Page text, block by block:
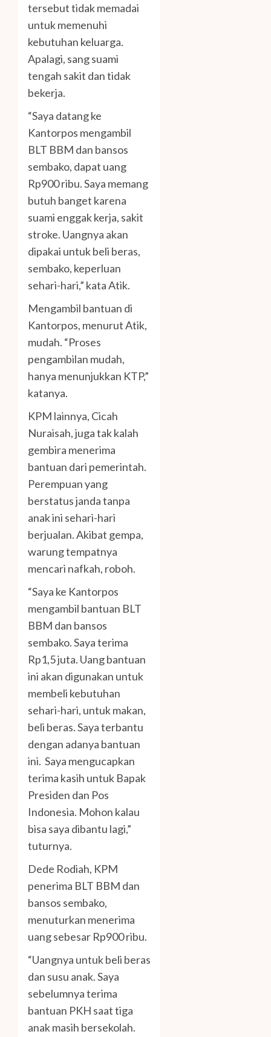
tersebut tidak memadai
untuk memenuhi
kebutuhan keluarga.
Apalagi, sang suami
tengah sakit dan tidak
bekerja.
“Saya datang ke
Kantorpos mengambil
BLT BBM dan bansos
sembako, dapat uang
Rp900 ribu. Saya memang
butuh banget karena
suami enggak kerja, sakit
stroke. Uangnya akan
dipakai untuk beli beras,
sembako, keperluan
sehari-hari,” kata Atik.
Mengambil bantuan di
Kantorpos, menurut Atik,
mudah. “Proses
pengambilan mudah,
hanya menunjukkan KTP,”
katanya.
KPM lainnya, Cicah
Nuraisah, juga tak kalah
gembira menerima
bantuan dari pemerintah.
Perempuan yang
berstatus janda tanpa
anak ini sehari-hari
berjualan. Akibat gempa,
warung tempatnya
mencari nafkah, roboh.
“Saya ke Kantorpos
mengambil bantuan BLT
BBM dan bansos
sembako. Saya terima
Rp1,5 juta. Uang bantuan
ini akan digunakan untuk
membeli kebutuhan
sehari-hari, untuk makan,
beli beras. Saya terbantu
dengan adanya bantuan
ini. Saya mengucapkan
terima kasih untuk Bapak
Presiden dan Pos
Indonesia. Mohon kalau
bisa saya dibantu lagi,”
tuturnya.
Dede Rodiah, KPM
penerima BLT BBM dan
bansos sembako,
menuturkan menerima
uang sebesar Rp900 ribu.
“Uangnya untuk beli beras
dan susu anak. Saya
sebelumnya terima
bantuan PKH saat tiga
anak masih bersekolah.